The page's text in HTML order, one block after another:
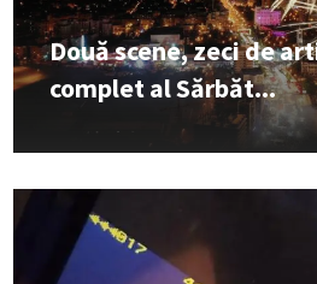
Două scene, zeci de
complet al Sărbăt...